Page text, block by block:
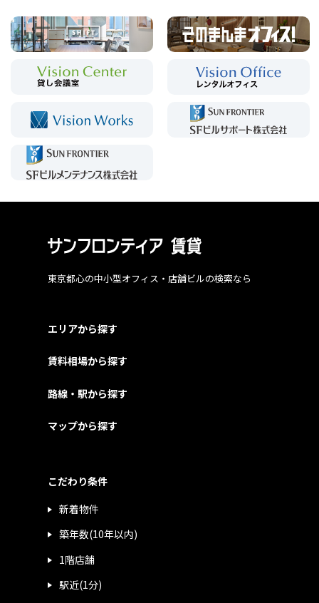
東京都心の中小型オフィス・店舗ビルの検索なら
エリアから探す
賃料相場から探す
路線・駅から探す
マップから探す
こだわり条件
新着物件
築年数(10年以内)
1階店舗
駅近(1分)